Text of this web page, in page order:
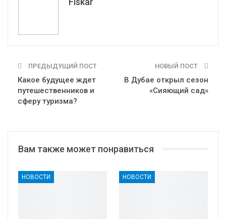
ПРЕДЫДУЩИЙ ПОСТ
Какое будущее ждет
путешественников и
сферу туризма?
НОВЫЙ ПОСТ
В Дубае открыл сезон
«Сияющий сад»
Вам также может понравиться
НОВОСТИ НОВОСТИ